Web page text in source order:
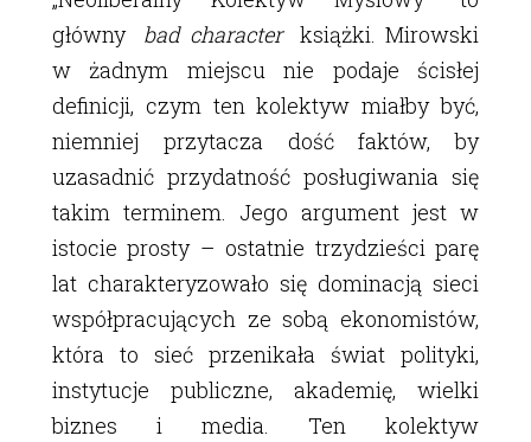
główny
bad character książki. Mirowski
w żadnym miejscu nie podaje ścisłej
definicji, czym ten kolektyw miałby być,
niemniej przytacza dość faktów, by
uzasadnić przydatność posługiwania się
takim terminem. Jego argument jest w
istocie prosty – ostatnie trzydzieści parę
lat charakteryzowało się dominacją sieci
współpracujących ze sobą ekonomistów,
która to sieć przenikała świat polityki,
instytucje publiczne, akademię, wielki
biznes i media. Ten kolektyw